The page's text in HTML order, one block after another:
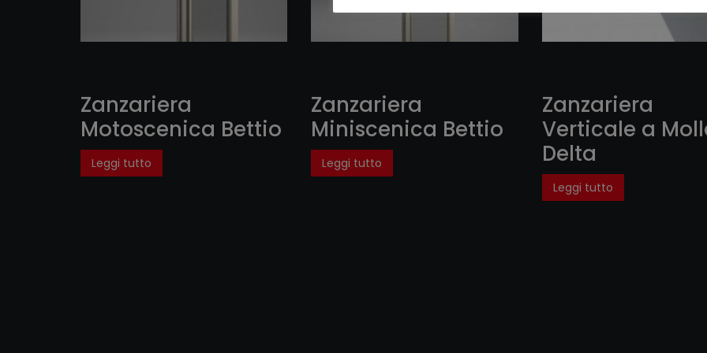
Zanzariera
Motoscenica Bettio
Leggi tutto
Zanzariera
Miniscenica Bettio
Leggi tutto
Zanzariera
Verticale a
Delta
Leggi tutto